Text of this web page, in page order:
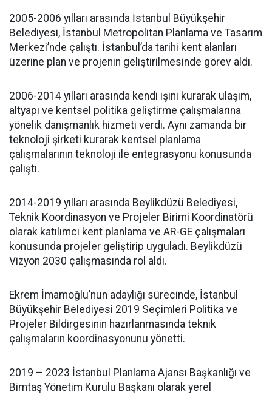
2005-2006 yılları arasında İstanbul Büyükşehir
Belediyesi, İstanbul Metropolitan Planlama ve Tasarım
Merkezi’nde çalıştı. İstanbul’da tarihi kent alanları
üzerine plan ve projenin geliştirilmesinde görev aldı.
2006-2014 yılları arasında kendi işini kurarak ulaşım,
altyapı ve kentsel politika geliştirme çalışmalarına
yönelik danışmanlık hizmeti verdi. Aynı zamanda bir
teknoloji şirketi kurarak kentsel planlama
çalışmalarının teknoloji ile entegrasyonu konusunda
çalıştı.
2014-2019 yılları arasında Beylikdüzü Belediyesi,
Teknik Koordinasyon ve Projeler Birimi Koordinatörü
olarak katılımcı kent planlama ve AR-GE çalışmaları
konusunda projeler geliştirip uyguladı. Beylikdüzü
Vizyon 2030 çalışmasında rol aldı.
Ekrem İmamoğlu’nun adaylığı sürecinde, İstanbul
Büyükşehir Belediyesi 2019 Seçimleri Politika ve
Projeler Bildirgesinin hazırlanmasında teknik
çalışmaların koordinasyonunu yönetti.
2019 – 2023 İstanbul Planlama Ajansı Başkanlığı ve
Bimtaş Yönetim Kurulu Başkanı olarak yerel